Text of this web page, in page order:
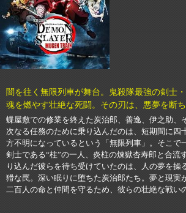
闇を往く無限列車が舞台。鬼殺隊最強の剣士
魂を燃やす壮絶な死闘。その刃は、悪夢を断ち
蝶屋敷での修業を終えた炭治郎、善逸、伊之助、
次なる任務のために乗り込んだのは、短期間に四
方不明になっているという「無限列車」。そこで
剣士である“柱”の一人、炎柱の煉獄杏寿郎と合流
り込んだ彼らを待ち受けていたのは、人の夢を操
猾な罠。深い眠りに堕ちた炭治郎たち。夢と現実
二百人の命と仲間を守るため、彼らの壮絶な戦い